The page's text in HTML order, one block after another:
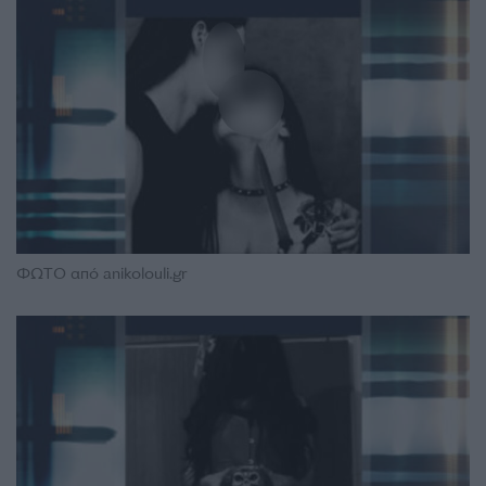
ΦΩΤΟ από anikolouli.gr